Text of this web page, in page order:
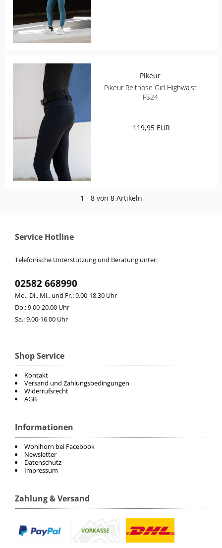
Pikeur
Pikeur Reithose Girl Highwaist
FS24
119,95 EUR
1 - 8 von 8 Artikeln
Service Hotline
Telefonische Unterstützung und Beratung unter:
02582 668990
Mo., Di., Mi., und Fr.: 9.00-18.30 Uhr
Do.: 9.00-20.00 Uhr
Sa.: 9.00-16.00 Uhr
Shop Service
Kontakt
Versand und Zahlungsbedingungen
Widerrufsrecht
AGB
Informationen
Wohlhorn bei Facebook
Newsletter
Datenschutz
Impressum
Zahlung & Versand